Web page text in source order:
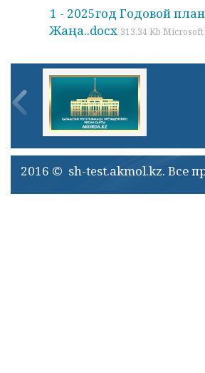
1 - 2025год Годовой
Жаңа..docx 313.34 Kb
2016 © sh-test.akmol.kz. Все